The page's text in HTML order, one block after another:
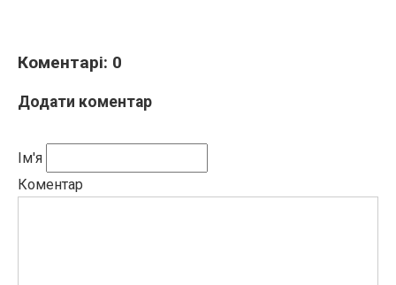
Коментарі: 0
Додати коментар
Ім'я
Коментар